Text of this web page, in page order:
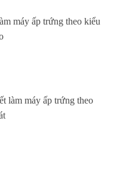
máy ấp trứng theo kiểu
làm máy ấp trứng theo